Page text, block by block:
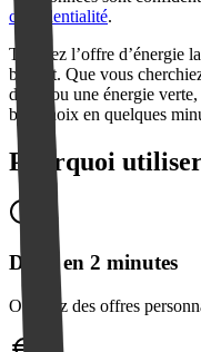
confidentialité.
Trouvez l’offre d’énergie
budget. Que vous
duale ou une énergie
bon choix en quelques
Pourquoi
Devis en 2 minutes
Obtenez des offres